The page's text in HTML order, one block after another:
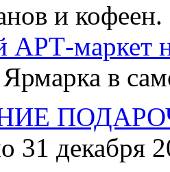
и кофеен.
АРТ-маркет
в
31 декабря